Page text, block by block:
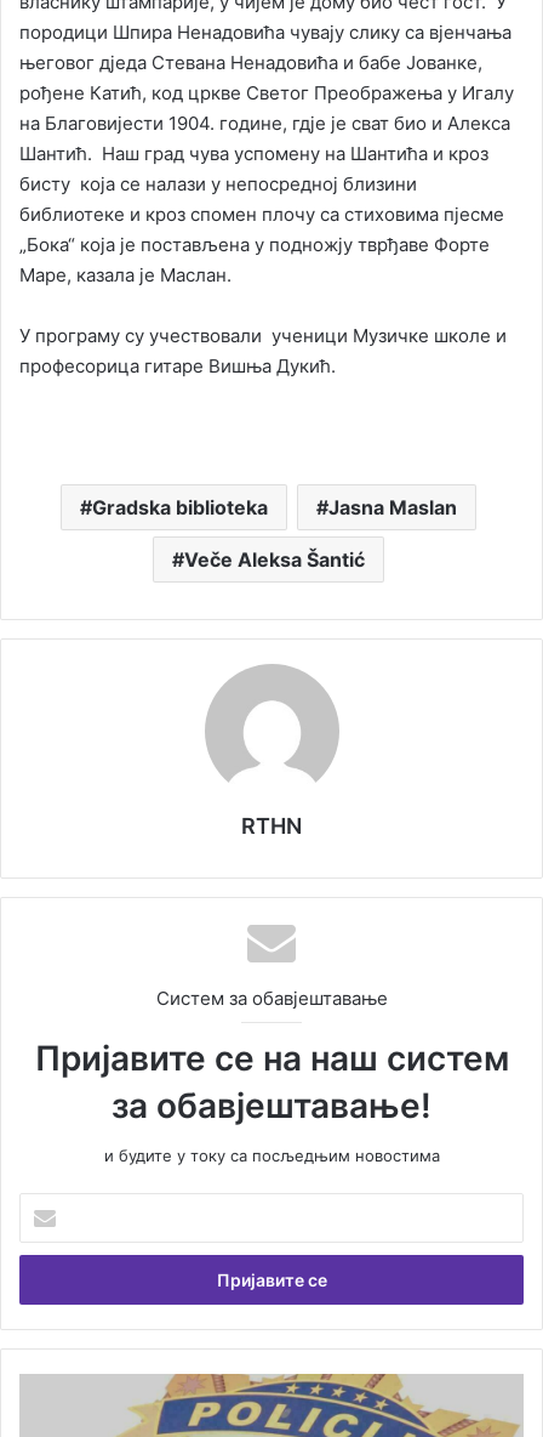
породици Шпира Ненадовића чувају слику са вјенчања
његовог дједа Стевана Ненадовића и бабе Јованке,
рођене Катић, код цркве Светог Преображења у Игалу
на Благовијести 1904. године, гдје је сват био и Алекса
Шантић. Наш град чува успомену на Шантића и кроз
бисту која се налази у непосредној близини
библиотеке и кроз спомен плочу са стиховима пјесме
„Бока“ која је постављена у подножју тврђаве Форте
Маре, казала је Маслан.
У програму су учествовали ученици Музичке школе и
професорица гитаре Вишња Дукић.
Gradska biblioteka Jasna Maslan
Veče Aleksa Šantić
RTHN
Систем за обавјештавање
Пријавите се на наш систем
за обавјештавање!
и будите у току са посљедњим новостима
е
и
т